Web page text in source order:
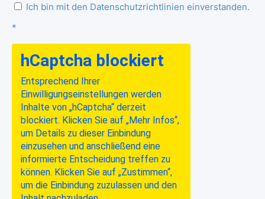
Ich bin mit den Datenschutzrichtlinien einverstanden.
*